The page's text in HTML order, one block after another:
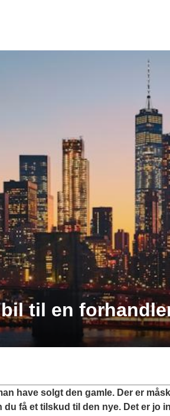
til en
have solgt den gamle. Der er
få et tilskud til den nye. Det er jo